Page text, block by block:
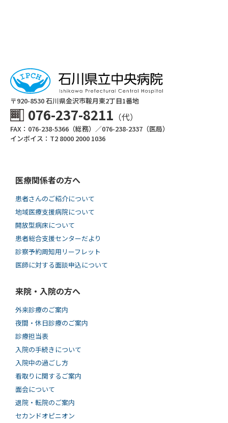
〒920-8530 ⽯川県⾦沢市鞍⽉東2丁⽬1番地
076-237-8211 （代）
FAX：076-238-5366（総務）／076-238-2337（医局）
インボイス：T2 8000 2000 1036
医療関係者の方へ
患者さんのご紹介について
地域医療支援病院について
開放型病床について
患者総合支援センターだより
診察予約周知用リーフレット
医師に対する面談申込について
来院・入院の方へ
外来診療のご案内
夜間・休日診療のご案内
診療担当表
入院の手続きについて
入院中の過ごし方
看取りに関するご案内
面会について
退院・転院のご案内
セカンドオピニオン